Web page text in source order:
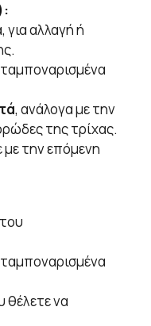
για αλλαγή ή
, ανάλογα με την
της τρίχας.
με την επόμενη
να